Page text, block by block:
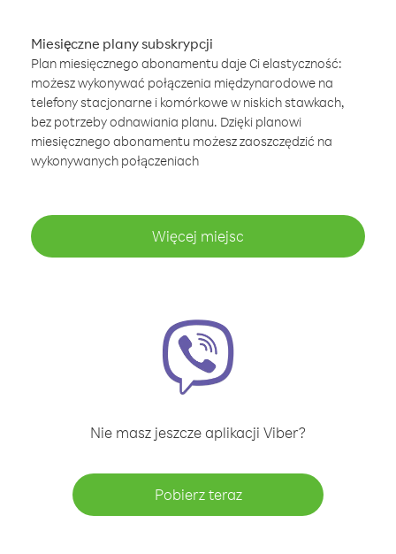
Miesięczne plany subskrypcji
Plan miesięcznego abonamentu daje Ci elastyczność:
możesz wykonywać połączenia międzynarodowe na
telefony stacjonarne i komórkowe w niskich stawkach,
bez potrzeby odnawiania planu. Dzięki planowi
miesięcznego abonamentu możesz zaoszczędzić na
wykonywanych połączeniach
Więcej miejsc
Nie masz jeszcze aplikacji Viber?
Pobierz teraz